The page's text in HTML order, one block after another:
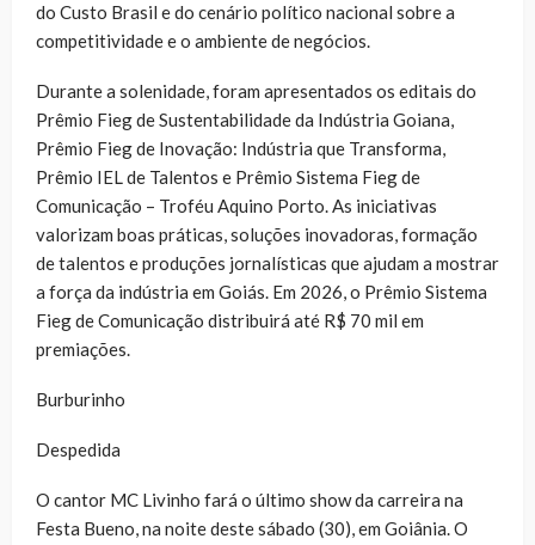
do Custo Brasil e do cenário político nacional sobre a
competitividade e o ambiente de negócios.
Durante a solenidade, foram apresentados os editais do
Prêmio Fieg de Sustentabilidade da Indústria Goiana,
Prêmio Fieg de Inovação: Indústria que Transforma,
Prêmio IEL de Talentos e Prêmio Sistema Fieg de
Comunicação – Troféu Aquino Porto. As iniciativas
valorizam boas práticas, soluções inovadoras, formação
de talentos e produções jornalísticas que ajudam a mostrar
a força da indústria em Goiás. Em 2026, o Prêmio Sistema
Fieg de Comunicação distribuirá até R$ 70 mil em
premiações.
Burburinho
Despedida
O cantor MC Livinho fará o último show da carreira na
Festa Bueno, na noite deste sábado (30), em Goiânia. O